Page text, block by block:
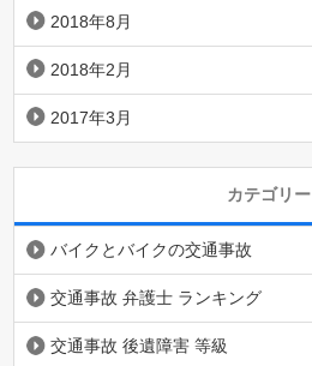
2018年8月
2018年2月
2017年3月
カテゴリー
バイクとバイクの交通事故
交通事故 弁護士 ランキング
交通事故 後遺障害 等級